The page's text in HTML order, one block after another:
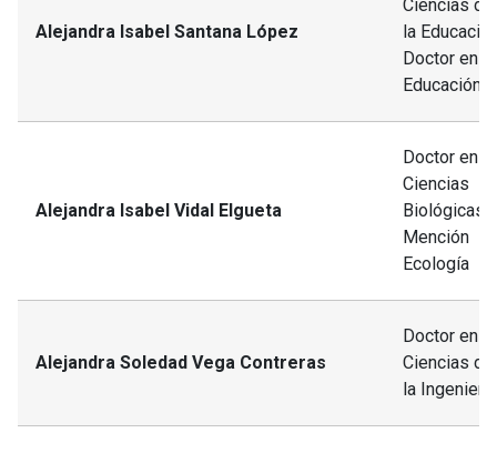
Alejandra Isabel Santana López
Ciencias de
la
Doctor en
Educación
Alejandra Isabel Vidal Elgueta
Doctor en
Ciencias
Biológicas,
Mención
Ecología
Alejandra Soledad Vega Contreras
Doctor en
Ciencias de
la Ingeniería